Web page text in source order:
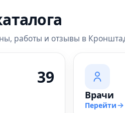
работы и отзывы в
39
Врачи
Перейти